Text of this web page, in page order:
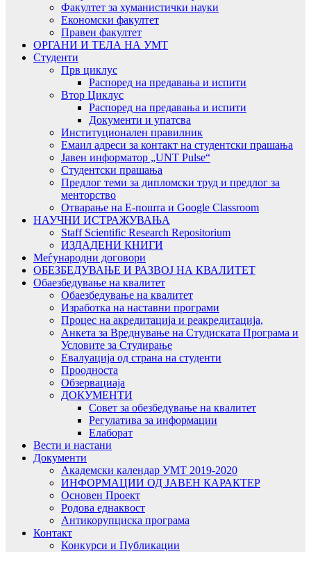
Факултет за хуманистички науки
Економски факултет
Правен факултет
ОРГАНИ И ТЕЛА НА УМТ
Студенти
Прв циклус
Распоред на предавањa и испити
Втор Циклус
Распоред на предавањa и испити
Документи и упатсва
Институционален правилник
Емаил адреси за контакт на студентски прашања
Јавен информатор „UNT Pulse“
Студентски прашања
Предлог теми за дипломски труд и предлог за
менторство
Отварање на Е-пошта и Google Classroom
НАУЧНИ ИСТРАЖУВАЊА
Staff Scientific Research Repositorium
ИЗДАДЕНИ КНИГИ
Меѓународни договори
ОБЕЗБЕДУВАЊЕ И РАЗВОЈ НА КВАЛИТЕТ
Обаезбедување на квалитет
Обаезбедување на квалитет
Изработка на наставни програми
Процес на акредитација и реакредитација,
Анкета за Вреднување на Студиската Програма и
Условите за Студирање
Евалуација од страна на студенти
Проодноста
Обзервациаја
ДОКУМЕНТИ
Совет за обезбедување на квалитет
Регулатива за информации
Елаборат
Вести и настани
Документи
Академски календар УМТ 2019-2020
ИНФОРМАЦИИ ОД ЈАВЕН КАРАКТЕР
Основен Проект
Родова еднаквост
Антикорупциска програма
Контакт
Конкурси и Публикации